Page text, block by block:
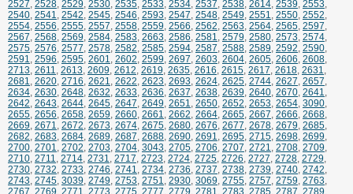
2527, 2528, 2529, 2530, 2535, 2533, 2534, 2537, 2538, 2614, 2539, 2553,
2540, 2541, 2542, 2545, 2546, 2593, 2547, 2548, 2549, 2551, 2550, 2552,
2554, 2556, 2555, 2557, 2558, 2559, 2566, 2562, 2563, 2564, 2565, 2597,
2567, 2568, 2569, 2584, 2583, 2663, 2586, 2581, 2579, 2580, 2573, 2574,
2575, 2576, 2577, 2578, 2582, 2585, 2594, 2587, 2588, 2589, 2592, 2590,
2591, 2596, 2595, 2601, 2602, 2599, 2697, 2603, 2604, 2605, 2606, 2608,
2713, 2611, 2613, 2609, 2612, 2619, 2635, 2616, 2615, 2617, 2618, 2631,
2681, 2620, 2716, 2621, 2622, 2623, 2693, 2624, 2625, 2744, 2627, 2657,
2634, 2630, 2648, 2632, 2633, 2636, 2637, 2638, 2639, 2640, 2670, 2641,
2642, 2643, 2644, 2645, 2647, 2649, 2651, 2650, 2652, 2653, 2654, 3090,
2655, 2656, 2658, 2659, 2660, 2661, 2662, 2664, 2665, 2667, 2666, 2668,
2669, 2671, 2672, 2673, 2674, 2675, 2680, 2676, 2677, 2678, 2679, 2685,
2682, 2683, 2684, 2689, 2687, 2688, 2690, 2691, 2695, 2715, 2698, 2699,
2700, 2701, 2702, 2703, 2704, 3043, 2705, 2706, 2707, 2721, 2708, 2709,
2710, 2711, 2714, 2731, 2717, 2723, 2724, 2725, 2726, 2727, 2728, 2729,
2730, 2732, 2733, 2746, 2741, 2734, 2736, 2737, 2738, 2739, 2740, 2742,
2743, 2745, 3039, 2749, 2753, 2751, 2930, 3069, 2755, 2757, 2759, 2763,
2767, 2769, 2771, 2773, 2775, 2777, 2779, 2781, 2783, 2785, 2787, 2789,